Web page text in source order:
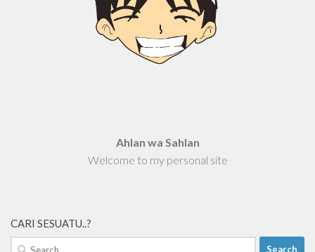
Ahlan wa Sahlan
Welcome to my personal site
CARI SESUATU..?
Search